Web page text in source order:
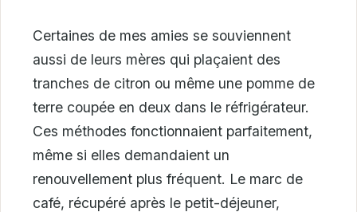
Certaines de mes amies se souviennent
aussi de leurs mères qui plaçaient des
tranches de citron ou même une pomme de
terre coupée en deux dans le réfrigérateur.
Ces méthodes fonctionnaient parfaitement,
même si elles demandaient un
renouvellement plus fréquent. Le marc de
café, récupéré après le petit-déjeuner,